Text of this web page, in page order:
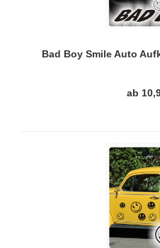
Bad Boy Smile Auto
ab